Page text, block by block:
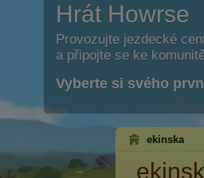
Hrát Howrse
Provozujte jezdecké
a připojte se ke
Vyberte si svého
ekinska